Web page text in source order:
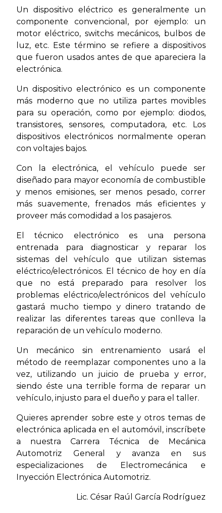
Un dispositivo eléctrico es generalmente un
componente convencional, por ejemplo: un
motor eléctrico, switchs mecánicos, bulbos de
luz, etc. Este término se refiere a dispositivos
que fueron usados antes de que apareciera la
electrónica.
Un dispositivo electrónico es un componente
más moderno que no utiliza partes movibles
para su operación, como por ejemplo: diodos,
transistores, sensores, computadora, etc. Los
dispositivos electrónicos normalmente operan
con voltajes bajos.
Con la electrónica, el vehículo puede ser
diseñado para mayor economía de combustible
y menos emisiones, ser menos pesado, correr
más suavemente, frenados más eficientes y
proveer más comodidad a los pasajeros.
El técnico electrónico es una persona
entrenada para diagnosticar y reparar los
sistemas del vehículo que utilizan sistemas
eléctrico/electrónicos. El técnico de hoy en día
que no está preparado para resolver los
problemas eléctrico/electrónicos del vehículo
gastará mucho tiempo y dinero tratando de
realizar las diferentes tareas que conlleva la
reparación de un vehículo moderno.
Un mecánico sin entrenamiento usará el
método de reemplazar componentes uno a la
vez, utilizando un juicio de prueba y error,
siendo éste una terrible forma de reparar un
vehículo, injusto para el dueño y para el taller.
Quieres aprender sobre este y otros temas de
electrónica aplicada en el automóvil, inscríbete
a nuestra Carrera Técnica de Mecánica
Automotriz General y avanza en sus
especializaciones de Electromecánica e
Inyección Electrónica Automotriz.
Lic. César Raúl García Rodríguez